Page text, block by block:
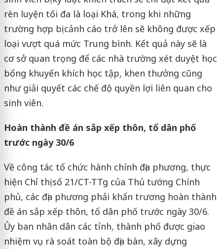
rèn luyện tối đa là loại Khá, trong khi những
trường hợp bị cảnh cáo trở lên sẽ không được xếp
loại vượt quá mức Trung bình. Kết quả này sẽ là
cơ sở quan trọng để các nhà trường xét duyệt học
bổng khuyến khích học tập, khen thưởng cũng
như giải quyết các chế độ quyền lợi liên quan cho
sinh viên.
Hoàn thành đề án sắp xếp thôn, tổ dân phố
trước ngày 30/6
Về công tác tổ chức hành chính địa phương, thực
hiện Chỉ thị số 21/CT-TTg của Thủ tướng Chính
phủ, các địa phương phải khẩn trương hoàn thành
đề án sắp xếp thôn, tổ dân phố trước ngày 30/6.
Ủy ban nhân dân các tỉnh, thành phố được giao
nhiệm vụ rà soát toàn bộ địa bàn, xây dựng